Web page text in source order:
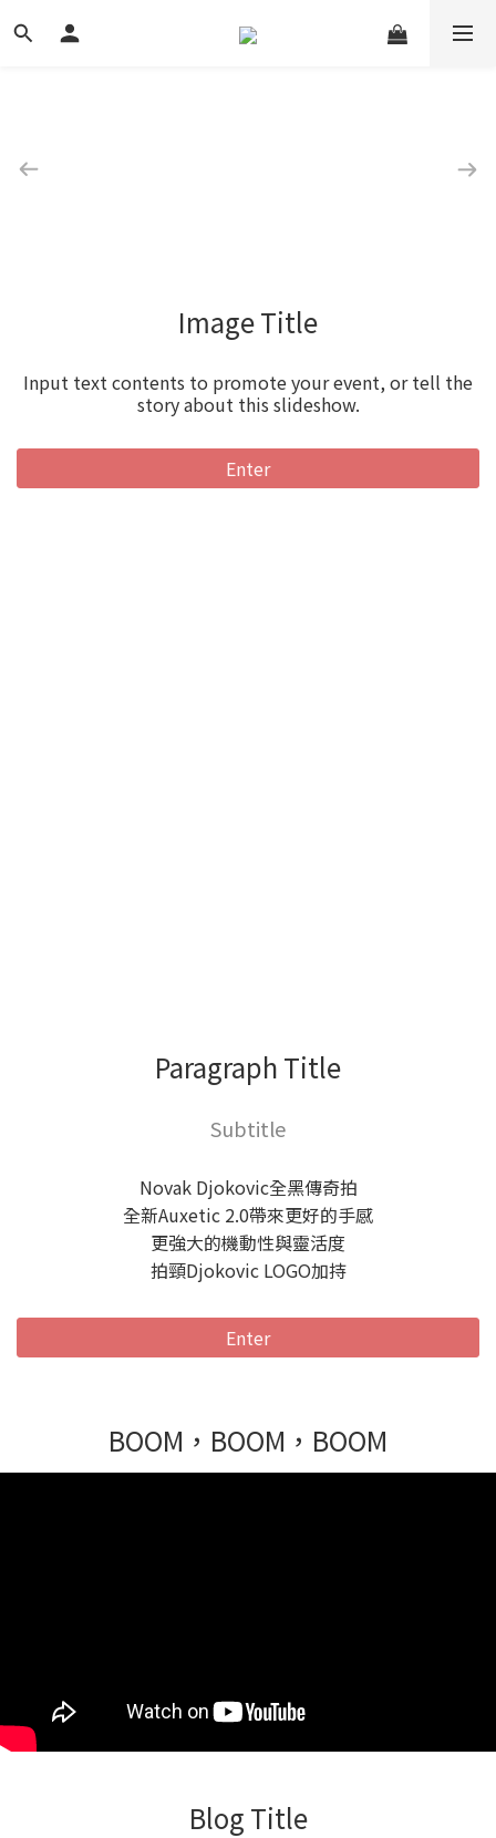
Image Title
Input text contents to promote your event, or tell the
story about this slideshow.
Enter
Paragraph Title
Subtitle
Novak Djokovic全黑傳奇拍
全新Auxetic 2.0帶來更好的手感
更強大的機動性與靈活度
拍頸Djokovic LOGO加持
Enter
BOOM，BOOM，BOOM
Blog Title